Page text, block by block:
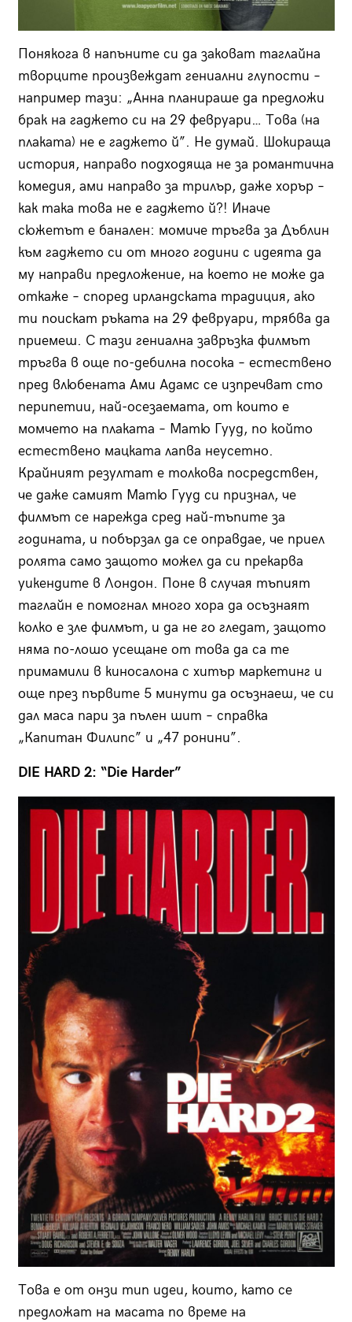
Понякога в напъните си да заковат таглайна
творците произвеждат гениални глупости –
например тази: „Анна планираше да предложи
брак на гаджето си на 29 февруари… Това (на
плаката) не е гаджето й”. Не думай. Шокираща
история, направо подходяща не за романтична
комедия, ами направо за трилър, даже хорър –
как така това не е гаджето й?! Иначе
сюжетът е банален: момиче тръгва за Дъблин
към гаджето си от много години с идеята да
му направи предложение, на което не може да
откаже – според ирландската традиция, ако
ти поискат ръката на 29 февруари, трябва да
приемеш. С тази гениална завръзка филмът
тръгва в още по-дебилна посока – естествено
пред влюбената Ами Адамс се изпречват сто
перипетии, най-осезаемата, от които е
момчето на плаката – Матю Гууд, по който
естествено мацката лапва неусетно.
Крайният резултат е толкова посредствен,
че даже самият Матю Гууд си признал, че
филмът се нарежда сред най-тъпите за
годината, и побързал да се оправдае, че приел
ролята само защото можел да си прекарва
уикендите в Лондон. Поне в случая тъпият
таглайн е помогнал много хора да осъзнаят
колко е зле филмът, и да не го гледат, защото
няма по-лошо усещане от това да са те
примамили в киносалона с хитър маркетинг и
още през първите 5 минути да осъзнаеш, че си
дал маса пари за пълен шит – справка
„Капитан Филипс” и „47 ронини”.
DIE HARD 2: “Die Harder”
Това е от онзи тип идеи, които, като се
предложат на масата по време на